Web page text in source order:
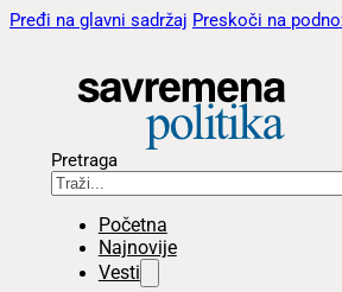
Pređi na glavni sadržaj Preskoči na
Pretraga
Početna
Najnovije
Vesti